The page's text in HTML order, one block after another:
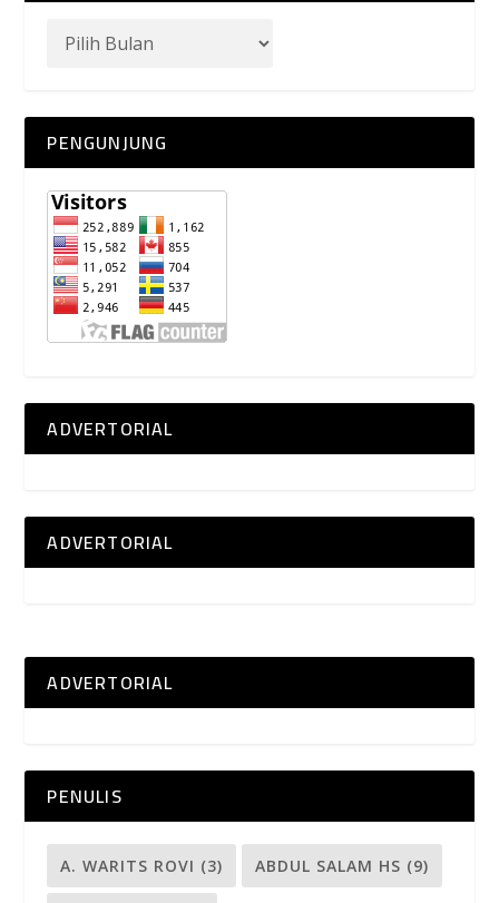
PENGUNJUNG
ADVERTORIAL
ADVERTORIAL
ADVERTORIAL
PENULIS
A. WARITS ROVI (3) ABDUL SALAM HS (9)